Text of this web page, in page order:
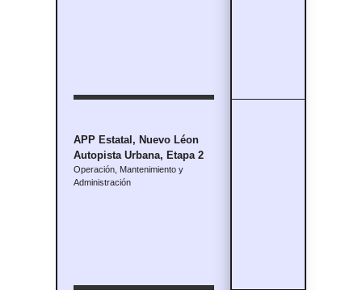
APP Estatal, Nuevo Léon
Autopista Urbana, Etapa 2
Operación, Mantenimiento y
Administración